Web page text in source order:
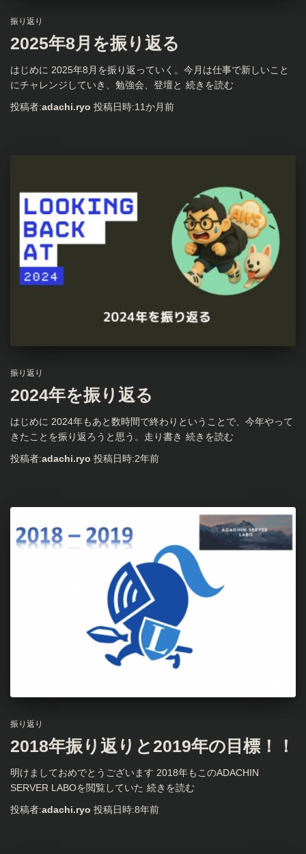
振り返り
2025年8月を振り返る
はじめに 2025年8月を振り返っていく。今月は仕事で新しいこと
にチャレンジしていき、勉強会、登壇と 続きを読む
投稿者:adachi.ryo 投稿日時:11か月前
振り返り
2024年を振り返る
はじめに 2024年もあと数時間で終わりということで、今年やって
きたことを振り返ろうと思う。走り書き 続きを読む
投稿者:adachi.ryo 投稿日時:2年前
振り返り
2018年振り返りと2019年の目標！！
明けましておめでとうございます 2018年もこのADACHIN
SERVER LABOを閲覧していた 続きを読む
投稿者:adachi.ryo 投稿日時:8年前